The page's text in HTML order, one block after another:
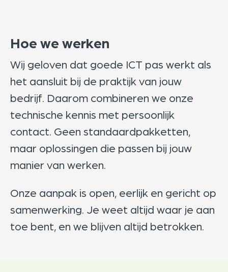
Hoe we werken
Wij geloven dat goede ICT pas werkt als
het aansluit bij de praktijk van jouw
bedrijf. Daarom combineren we onze
technische kennis met persoonlijk
contact. Geen standaardpakketten,
maar oplossingen die passen bij jouw
manier van werken.
Onze aanpak is open, eerlijk en gericht op
samenwerking. Je weet altijd waar je aan
toe bent, en we blijven altijd betrokken.